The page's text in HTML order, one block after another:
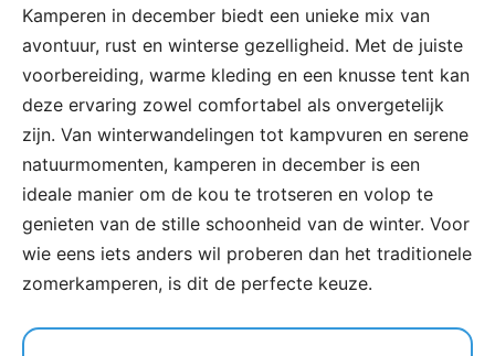
Kamperen in december biedt een unieke mix van
avontuur, rust en winterse gezelligheid. Met de juiste
voorbereiding, warme kleding en een knusse tent kan
deze ervaring zowel comfortabel als onvergetelijk
zijn. Van winterwandelingen tot kampvuren en serene
natuurmomenten, kamperen in december is een
ideale manier om de kou te trotseren en volop te
genieten van de stille schoonheid van de winter. Voor
wie eens iets anders wil proberen dan het traditionele
zomerkamperen, is dit de perfecte keuze.